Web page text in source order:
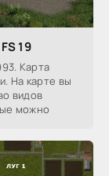
19
Карта
На карте вы
видов
можно